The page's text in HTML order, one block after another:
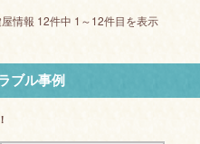
情報 12件中 1～12件目を表示
ブル事例